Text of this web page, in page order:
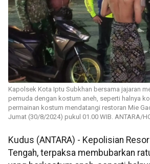
Kapolsek Kota Iptu Subkhan bersama jajaran
pemuda dengan kostum aneh, seperti halnya
permainan kostum mendatangi restoran Mie
Jumat (30/8/2024) pukul 01.00 WIB. ANTARA/
Kudus (ANTARA) - Kepolisian
Tengah, terpaksa membubarkan